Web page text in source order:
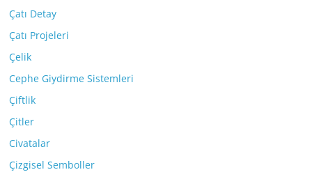
Çatı Detay
Çatı Projeleri
Çelik
Cephe Giydirme Sistemleri
Çiftlik
Çitler
Civatalar
Çizgisel Semboller